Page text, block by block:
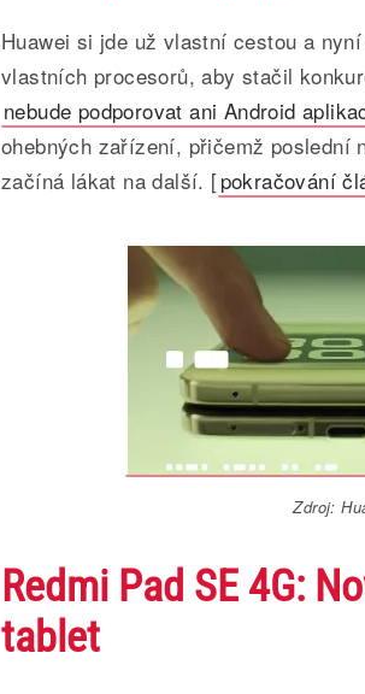
Huawei si jde už vlastní cestou a
vlastních procesorů, aby stačil
nebude podporovat ani Android
ohebných zařízení, přičemž poslední
začíná lákat na další. [pokračování
Zdroj:
Redmi Pad SE 4G:
tablet